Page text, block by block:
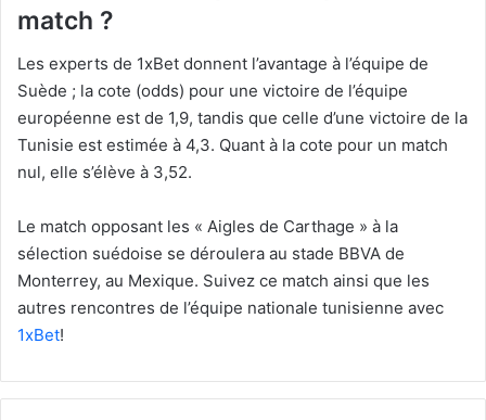
match ?
Les experts de 1xBet donnent l’avantage à l’équipe de
Suède ; la cote (odds) pour une victoire de l’équipe
européenne est de 1,9, tandis que celle d’une victoire de la
Tunisie est estimée à 4,3. Quant à la cote pour un match
nul, elle s’élève à 3,52.
Le match opposant les « Aigles de Carthage » à la
sélection suédoise se déroulera au stade BBVA de
Monterrey, au Mexique. Suivez ce match ainsi que les
autres rencontres de l’équipe nationale tunisienne avec
1xBet!